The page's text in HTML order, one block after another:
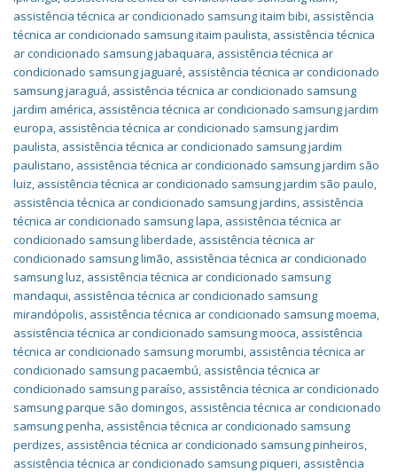
assistência técnica ar condicionado samsung itaim bibi, assistência
técnica ar condicionado samsung itaim paulista, assistência técnica
ar condicionado samsung jabaquara, assistência técnica ar
condicionado samsung jaguaré, assistência técnica ar condicionado
samsung jaraguá, assistência técnica ar condicionado samsung
jardim américa, assistência técnica ar condicionado samsung jardim
europa, assistência técnica ar condicionado samsung jardim
paulista, assistência técnica ar condicionado samsung jardim
paulistano, assistência técnica ar condicionado samsung jardim são
luiz, assistência técnica ar condicionado samsung jardim são paulo,
assistência técnica ar condicionado samsung jardins, assistência
técnica ar condicionado samsung lapa, assistência técnica ar
condicionado samsung liberdade, assistência técnica ar
condicionado samsung limão, assistência técnica ar condicionado
samsung luz, assistência técnica ar condicionado samsung
mandaqui, assistência técnica ar condicionado samsung
mirandópolis, assistência técnica ar condicionado samsung moema,
assistência técnica ar condicionado samsung mooca, assistência
técnica ar condicionado samsung morumbi, assistência técnica ar
condicionado samsung pacaembú, assistência técnica ar
condicionado samsung paraíso, assistência técnica ar condicionado
samsung parque são domingos, assistência técnica ar condicionado
samsung penha, assistência técnica ar condicionado samsung
perdizes, assistência técnica ar condicionado samsung pinheiros,
assistência técnica ar condicionado samsung piqueri, assistência